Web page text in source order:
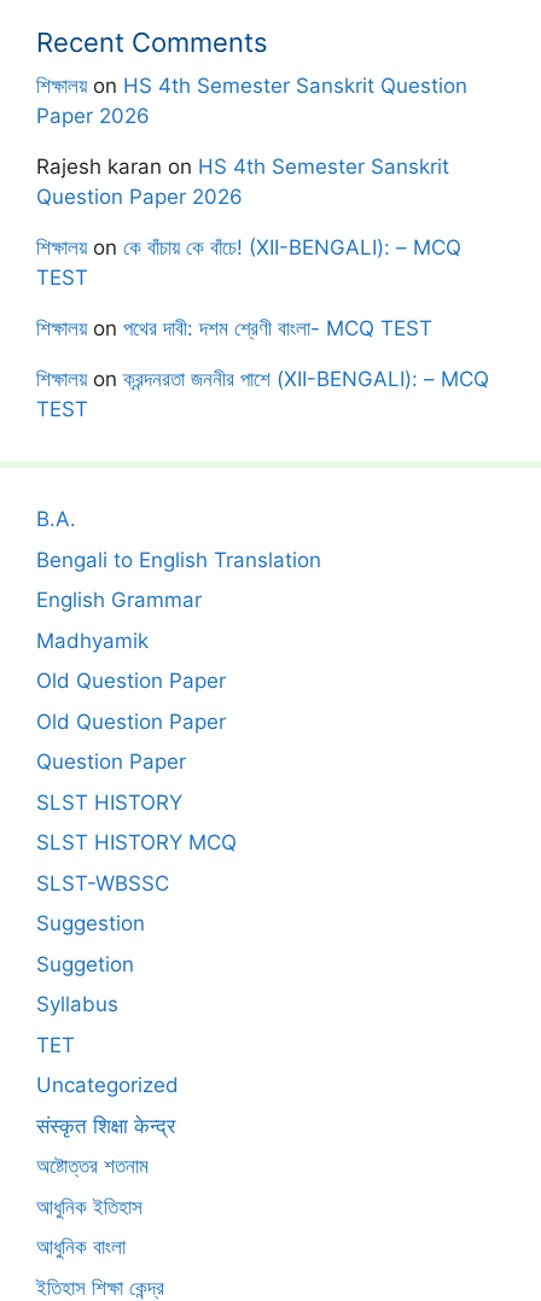
Recent Comments
শিক্ষালয়on HS 4th Semester Sanskrit Question
Paper 2026
Rajesh karan on HS 4th Semester Sanskrit
Question Paper 2026
শিক্ষালয়on কে বাঁচায় কে বাঁচে! (XII-BENGALI): – MCQ
TEST
শিক্ষালয়on পথের দাবী: দশম শ্রেণী বাংলা- MCQ TEST
শিক্ষালয়onক্রন্দনরতা জননীর পাশে (XII-BENGALI): – MCQ
TEST
B.A.
Bengali to English Translation
English Grammar
Madhyamik
Old Question Paper
Old Question Paper
Question Paper
SLST HISTORY
SLST HISTORY MCQ
SLST-WBSSC
Suggestion
Suggetion
Syllabus
TET
Uncategorized
संस्कृत शिक्षा केन्द्र
অষ্টোত্তর শতনাম
আধুনিক ইতিহাস
আধুনিক বাংলা
ইতিহাস শিক্ষা কেন্দ্র